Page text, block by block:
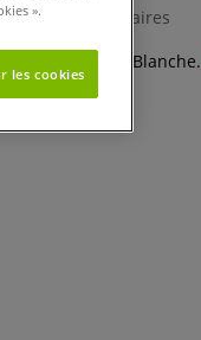
0 Commentaires
Extrémité en U. Blanche.
».
les cookies